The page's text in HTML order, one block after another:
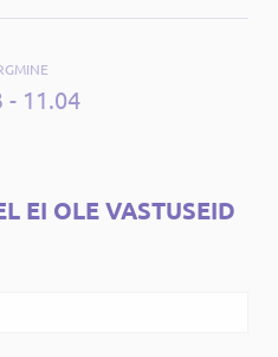
- 11.04
EI OLE VASTUSEID